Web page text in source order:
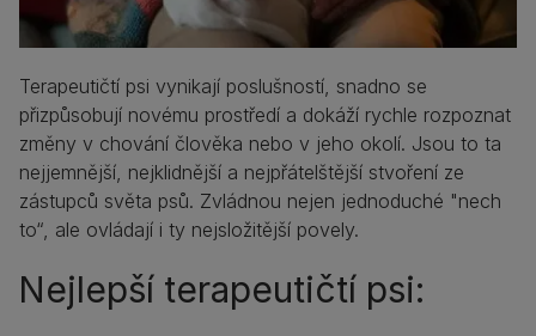
Terapeutičtí psi vynikají poslušností, snadno se
přizpůsobují novému prostředí a dokáží rychle rozpoznat
změny v chování člověka nebo v jeho okolí. Jsou to ta
nejjemnější, nejklidnější a nejpřátelštější stvoření ze
zástupců světa psů. Zvládnou nejen jednoduché "nech
to“, ale ovládají i ty nejsložitější povely.
Nejlepší terapeutičtí psi: